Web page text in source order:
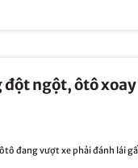
ngột, ôtô
đang vượt xe phải đánh lái